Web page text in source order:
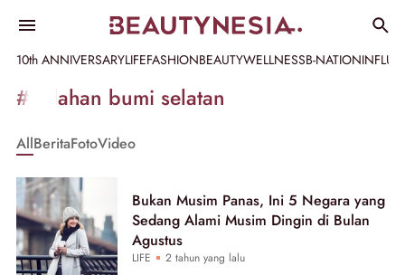
10th ANNIVERSARYLIFEFASHIONBEAUTYWELLNESSB-NATION
Informasi
[GET_DATA_TITLE]
Beautynesia
#belahan bumi selatan
AllBeritaFotoVideo
Bukan Musim Panas, Ini 5 Negara yang
Sedang Alami Musim Dingin di Bulan
Agustus
LIFE 2 tahun yang lalu